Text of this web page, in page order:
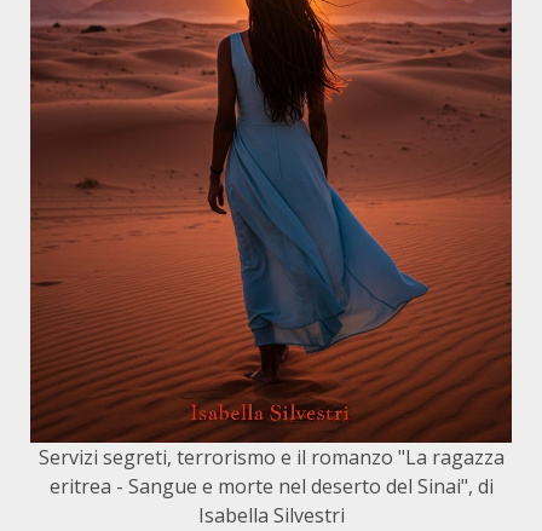
Servizi segreti, terrorismo e il romanzo "La ragazza
eritrea - Sangue e morte nel deserto del Sinai", di
Isabella Silvestri